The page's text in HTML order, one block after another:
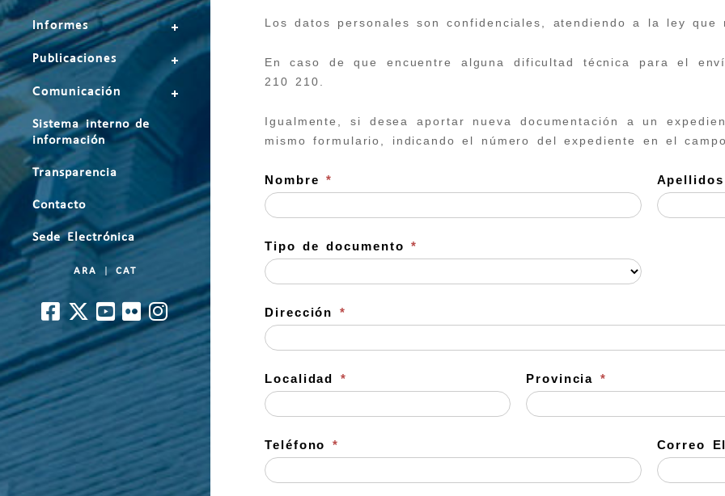
Informes
Publicaciones
Comunicación
Sistema interno de
información
Transparencia
Contacto
Sede Electrónica
ARA CAT
Los datos personales son confidenciales, atendiendo a la ley que
En caso de que encuentre alguna dificultad técnica para el
210 210.
Igualmente, si desea aportar nueva documentación a un
mismo formulario, indicando el número del expediente en el
Nombre *
Tipo de documento*
Dirección *
Localidad * Provincia *
Teléfono * Correo